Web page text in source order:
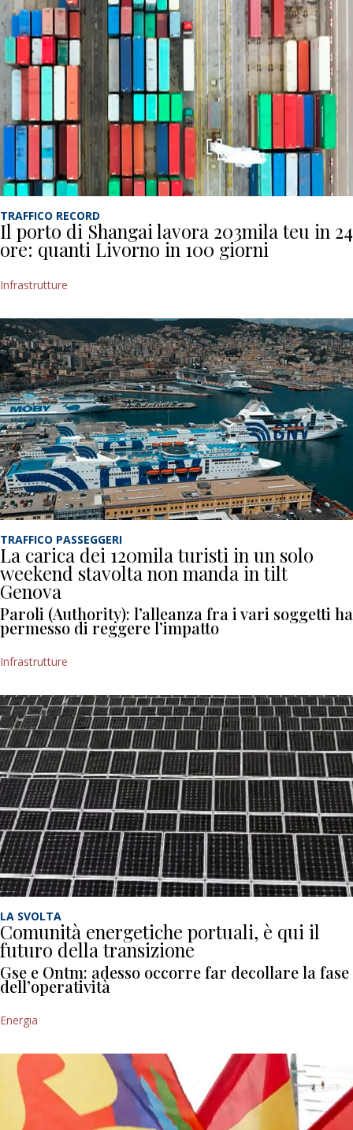
TRAFFICO RECORD
Il porto di Shangai lavora 203mila teu in 24
ore: quanti Livorno in 100 giorni
Infrastrutture
TRAFFICO PASSEGGERI
La carica dei 120mila turisti in un solo
weekend stavolta non manda in tilt
Genova
Paroli (Authority): l’alleanza fra i vari soggetti ha
permesso di reggere l’impatto
Infrastrutture
LA SVOLTA
Comunità energetiche portuali, è qui il
futuro della transizione
Gse e Ontm: adesso occorre far decollare la fase
dell’operatività
Energia